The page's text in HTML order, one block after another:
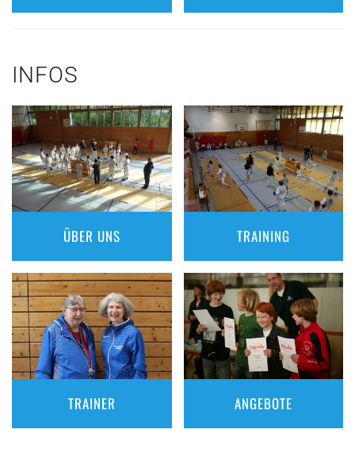
INFOS
ÜBER UNS TRAINING
TRAINER ANGEBOTE